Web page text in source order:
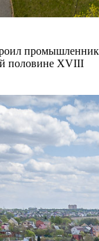
промышленник
половине XVIII